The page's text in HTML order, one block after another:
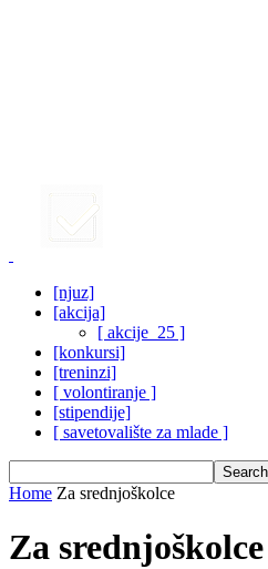
[njuz]
[akcija]
[ akcije_25 ]
[konkursi]
[treninzi]
[ volontiranje ]
[stipendije]
[ savetovalište za mlade ]
Home Za srednjoškolce
Za srednjoškolce